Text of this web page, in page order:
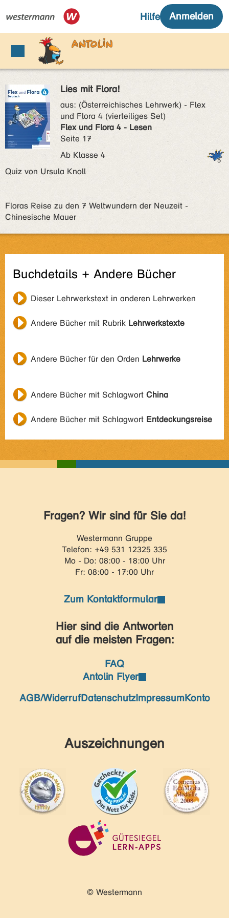
Lies mit Flora!
aus: (Österreichisches Lehrwerk) - Flex
und Flora 4 (vierteiliges Set)
Flex und Flora 4 - Lesen
Seite 17
Ab Klasse 4
Quiz von Ursula Knoll
Floras Reise zu den 7 Weltwundern der Neuzeit -
Chinesische Mauer
Buchdetails + Andere Bücher
Dieser Lehrwerkstext in anderen Lehrwerken
Andere Bücher mit Rubrik Lehrwerkstexte
Andere Bücher für den Orden Lehrwerke
Andere Bücher mit Schlagwort China
Andere Bücher mit Schlagwort Entdeckungsreise